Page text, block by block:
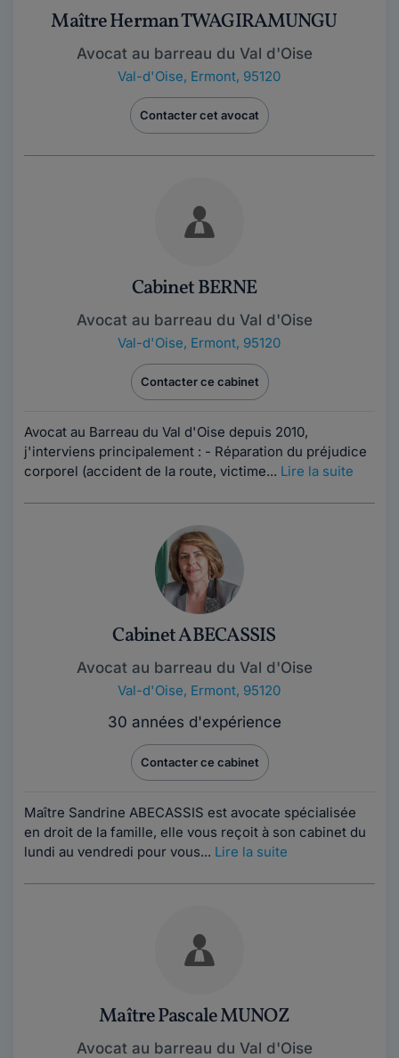
Maître Herman TWAGIRAMUNGU
Avocat au barreau du Val d'Oise
Val-d'Oise, Ermont, 95120
Contacter cet avocat
Cabinet BERNE
Avocat au barreau du Val d'Oise
Val-d'Oise, Ermont, 95120
Contacter ce cabinet
Avocat au Barreau du Val d'Oise depuis 2010,
j'interviens principalement : - Réparation du préjudice
corporel (accident de la route, victime... Lire la suite
Cabinet ABECASSIS
Avocat au barreau du Val d'Oise
Val-d'Oise, Ermont, 95120
30 années d'expérience
Contacter ce cabinet
Maître Sandrine ABECASSIS est avocate spécialisée
en droit de la famille, elle vous reçoit à son cabinet du
lundi au vendredi pour vous... Lire la suite
Maître Pascale MUNOZ
Avocat au barreau du Val d'Oise